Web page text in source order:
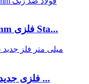
ELEWIND 19mm 22mm فلزی Sta...
فلزی جدید 12 میلی متری ضد زنگ ...